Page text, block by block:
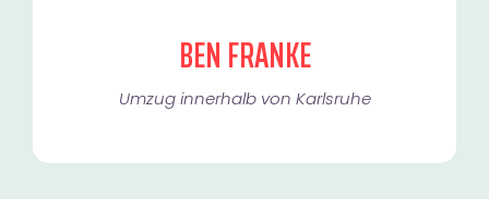
BEN FRANKE
Umzug innerhalb von Karlsruhe​